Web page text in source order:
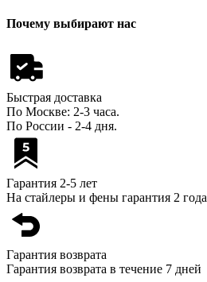
Почему выбирают нас
Быстрая доставка
По Москве: 2-3 часа.
По России - 2-4 дня.
Гарантия 2-5 лет
На стайлеры и фены гарантия 2 года
Гарантия возврата
Гарантия возврата в течение 7 дней